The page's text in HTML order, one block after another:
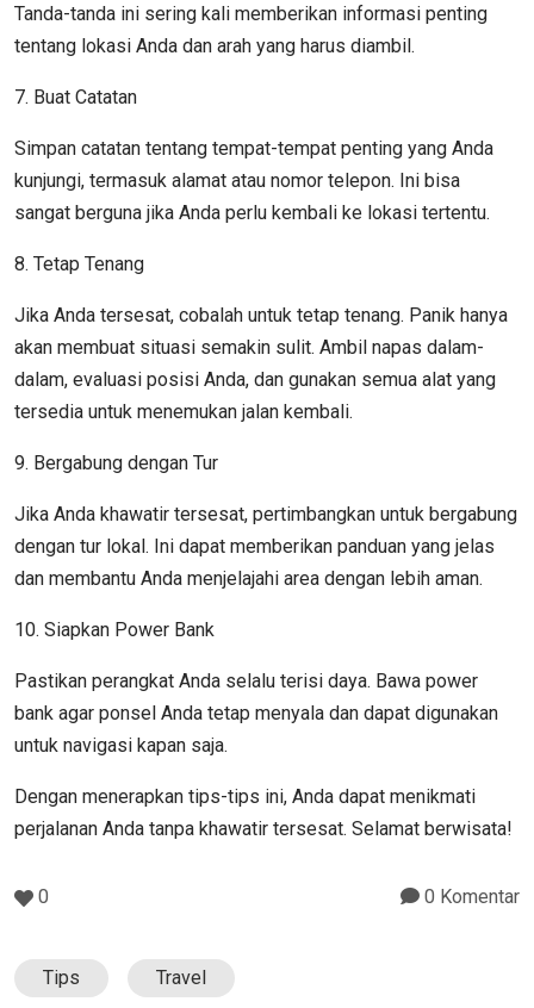
Tanda-tanda ini sering kali memberikan informasi penting
tentang lokasi Anda dan arah yang harus diambil.
7. Buat Catatan
Simpan catatan tentang tempat-tempat penting yang Anda
kunjungi, termasuk alamat atau nomor telepon. Ini bisa
sangat berguna jika Anda perlu kembali ke lokasi tertentu.
8. Tetap Tenang
Jika Anda tersesat, cobalah untuk tetap tenang. Panik hanya
akan membuat situasi semakin sulit. Ambil napas dalam-
dalam, evaluasi posisi Anda, dan gunakan semua alat yang
tersedia untuk menemukan jalan kembali.
9. Bergabung dengan Tur
Jika Anda khawatir tersesat, pertimbangkan untuk bergabung
dengan tur lokal. Ini dapat memberikan panduan yang jelas
dan membantu Anda menjelajahi area dengan lebih aman.
10. Siapkan Power Bank
Pastikan perangkat Anda selalu terisi daya. Bawa power
bank agar ponsel Anda tetap menyala dan dapat digunakan
untuk navigasi kapan saja.
Dengan menerapkan tips-tips ini, Anda dapat menikmati
perjalanan Anda tanpa khawatir tersesat. Selamat berwisata!
0 0 Komentar
Tips Travel